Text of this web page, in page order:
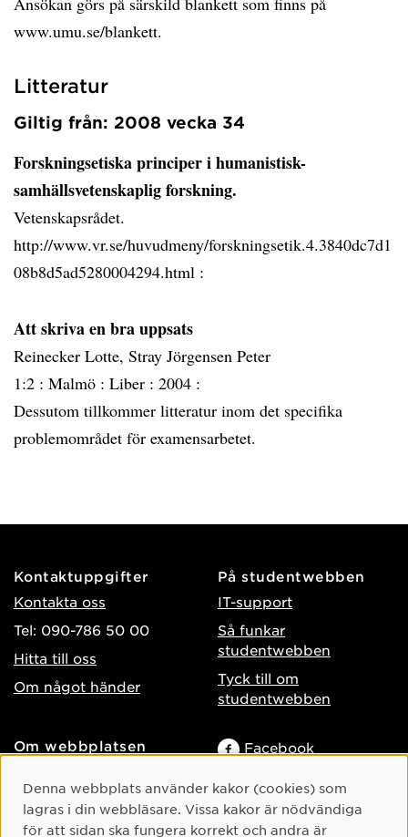
www.umu.se/blankett.
Litteratur
Giltig från: 2008 vecka 34
Forskningsetiska principer i humanistisk-
samhällsvetenskaplig forskning.
Vetenskapsrådet.
http://www.vr.se/huvudmeny/forskningsetik.4.3840dc7d1
08b8d5ad5280004294.html :
Att skriva en bra uppsats
Reinecker Lotte, Stray Jörgensen Peter
1:2 : Malmö : Liber : 2004 :
Dessutom tillkommer litteratur inom det specifika
problemområdet för examensarbetet.
Kontaktuppgifter
Kontakta oss
Tel: 090-786 50 00
Hitta till oss
Om något händer
På studentwebben
IT-support
Så funkar
studentwebben
Tyck till om
studentwebben
Om webbplatsen
Behandling av
personuppgifter
Facebook
TikTok
Cookie-samtycke
Denna webbplats använder kakor (cookies) som
lagras i din webbläsare. Vissa kakor är nödvändiga
för att sidan ska fungera korrekt och andra är